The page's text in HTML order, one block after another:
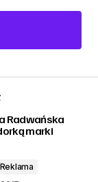
Radwańska
marki
Reklama